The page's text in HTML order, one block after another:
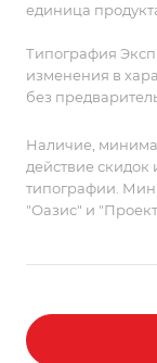
единица
Типография
изменения в
без
Наличие,
действие
типографии.
"Оазис" и